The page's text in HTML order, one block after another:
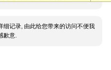
细记录, 由此给您带来的访问不便我
歉意.